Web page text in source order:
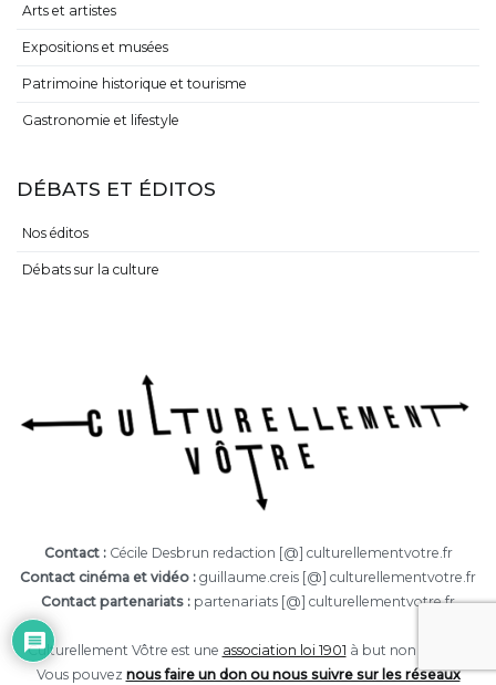
Arts et artistes
Expositions et musées
Patrimoine historique et tourisme
Gastronomie et lifestyle
DÉBATS ET ÉDITOS
Nos éditos
Débats sur la culture
Contact :Cécile Desbrun redaction [@] culturellementvotre.fr
Contact cinéma et vidéo : guillaume.creis [@] culturellementvotre.fr
Contact partenariats : partenariats [@] culturellementvotre.fr
Culturellement Vôtre est une association loi 1901 à but non lucratif.
Vous pouvez nous faire un don ou nous suivre sur les réseaux